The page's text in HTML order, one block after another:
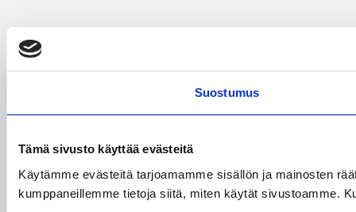
Suostumus
Tämä sivusto käyttää evästeitä
Käytämme evästeitä tarjoamamme sisällön ja mainosten
kumppaneillemme tietoja siitä, miten käytät sivustoamme.